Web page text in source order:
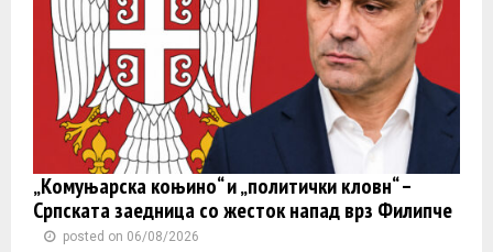
„Комуњарска коњино“ и „политички кловн“ –
Српската заедница со жесток напад врз Филипче
posted on 06/08/2026